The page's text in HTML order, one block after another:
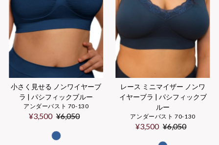
小さく見せる ノンワイヤーブ
ラ | パシフィックブルー
アンダーバスト 70-130
Sale
¥3,500 Regular
¥6,050
レース ミニマイザー ノンワ
イヤーブラ | パシフィックブ
ルー
アンダーバスト 70-130
Sale
¥3,500 Regular
¥6,050